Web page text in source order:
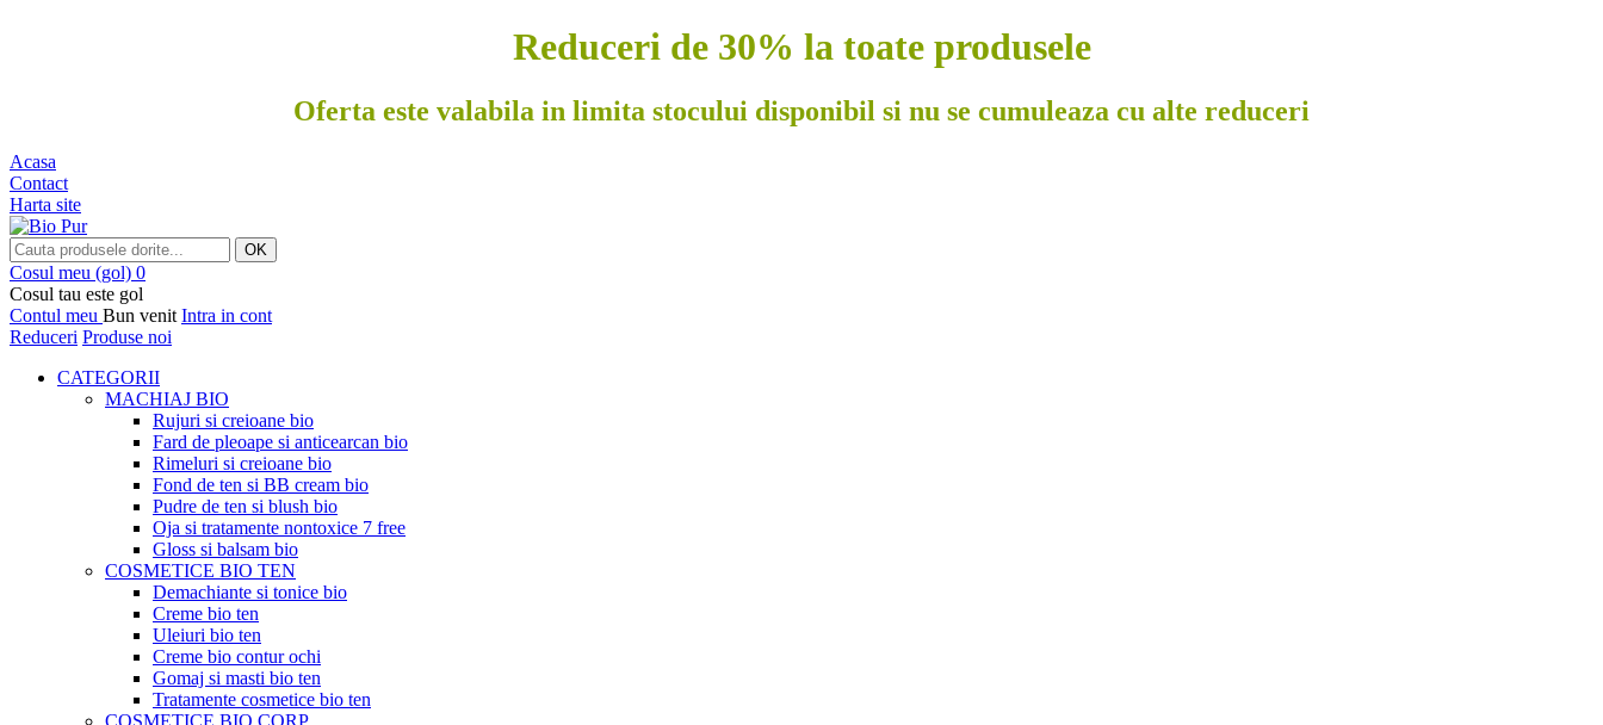
Reduceri de 30% la toate produsele
Oferta este valabila in limita stocului disponibil si nu se cumuleaza cu alte reduceri
Acasa
Contact
Harta site
OK
Cosul meu (gol) 0
Cosul tau este gol
Contul meu Bun venit Intra in cont
Reduceri Produse noi
CATEGORII
MACHIAJ BIO
Rujuri si creioane bio
Fard de pleoape si anticearcan bio
Rimeluri si creioane bio
Fond de ten si BB cream bio
Pudre de ten si blush bio
Oja si tratamente nontoxice 7 free
Gloss si balsam bio
COSMETICE BIO TEN
Demachiante si tonice bio
Creme bio ten
Uleiuri bio ten
Creme bio contur ochi
Gomaj si masti bio ten
Tratamente cosmetice bio ten
COSMETICE BIO CORP